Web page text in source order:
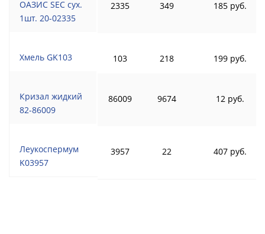
ОАЗИС SEC сух.
1шт. 20-02335
Хмель GK103
Кризал жидкий
82-86009
Леукоспермум
K03957
2335 349 185 руб.
103 218 199 руб.
86009 9674 12 руб.
3957 22 407 руб.